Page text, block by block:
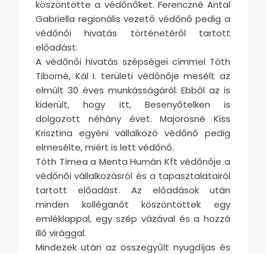
köszöntötte a védőnőket. Ferenczné Antal
Gabriella regionális vezető védőnő pedig a
védőnői hivatás történetéről tartott
előadást.
A védőnői hivatás szépségei címmel Tóth
Tiborné, Kál I. területi védőnője mesélt az
elmúlt 30 éves munkásságáról. Ebből az is
kiderült, hogy itt, Besenyőtelken is
dolgozott néhány évet. Majorosné Kiss
Krisztina egyéni vállalkozó védőnő pedig
elmesélte, miért is lett védőnő.
Tóth Tímea a Menta Humán Kft védőnője a
védőnői vállalkozásról és a tapasztalatairól
tartott előadást. Az előadások után
minden kolléganőt köszöntöttek egy
emléklappal, egy szép vázával és a hozzá
illő virággal.
Mindezek után az összegyűlt nyugdíjas és